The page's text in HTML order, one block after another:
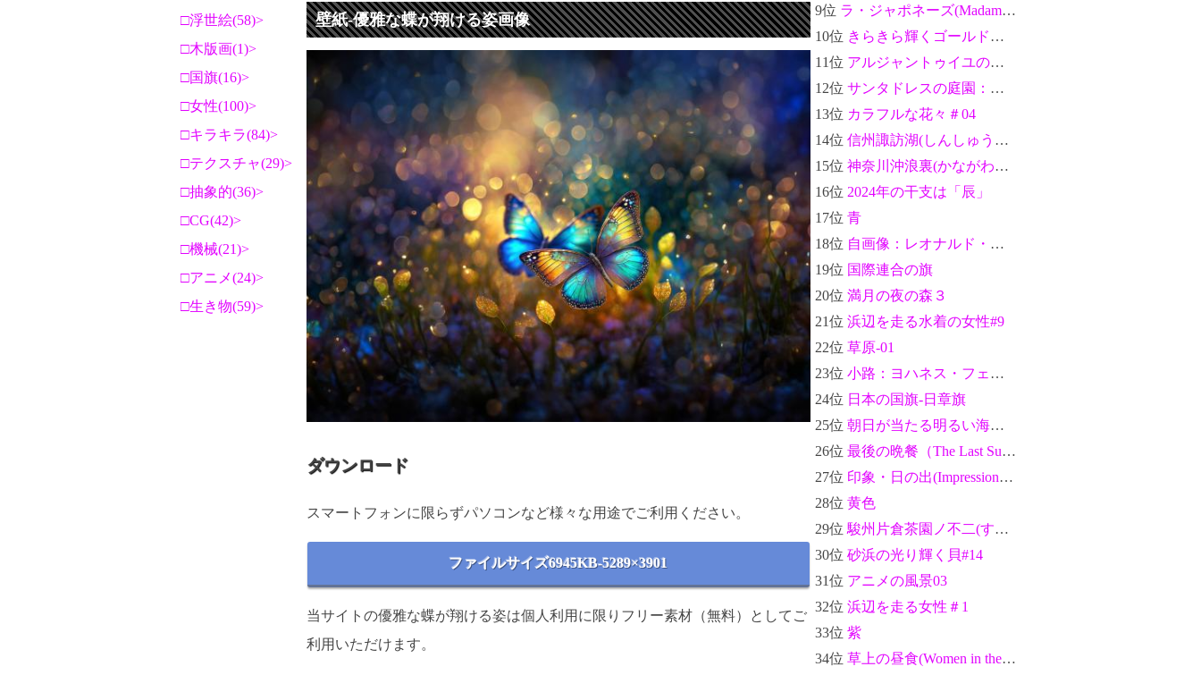
壁紙-優雅な蝶が翔ける姿画像
ダウンロード
スマートフォンに限らずパソコンなど様々な用途でご利用ください。
ファイルサイズ6945KB-5289×3901
当サイトの優雅な蝶が翔ける姿は個人利用に限りフリー素材（無料）としてご
利用いただけます。
浮世絵(58)
木版画(1)
国旗(16)
女性(100)
キラキラ(84)
テクスチャ(29)
抽象的(36)
CG(42)
機械(21)
アニメ(24)
生き物(59)
9位 ラ・ジャポネーズ(Madame Monet en costume japonais)：クロード・モネ
10位 きらきら輝くゴールドのテクスチャ金運アップ04
11位 アルジャントゥイユのセーヌ川のほとり(Bords de la Seine à Argenteuil)：クロード・モネ
12位サンタドレスの庭園：クロード・モネ
13位 カラフルな花々＃04
14位信州諏訪湖(しんしゅうすわこ)-富嶽三十六景：葛飾北斎
15位神奈川沖浪裏(かながわおきなみうら)-富嶽三十六景：葛飾北斎
16位 2024年の干支は「辰」
17位青
18位 自画像：レオナルド・ダ・ヴィンチ
19位 国際連合の旗
20位満月の夜の森３
21位浜辺を走る水着の女性#9
22位草原-01
23位小路：ヨハネス・フェルメール
24位 日本の国旗-日章旗
25位朝日が当たる明るい海女性の後ろ姿のシルエット02
26位最後の晩餐（The Last Supper）：レオナルド・ダ・ヴィンチ
27位 印象・日の出(Impression, soleil levant)：クロード・モネ
28位黄色
29位駿州片倉茶園ノ不二(すんしゅうかたくらちゃえんのふじ)-富嶽三十六景：葛飾北斎
30位砂浜の光り輝く貝#14
31位 アニメの風景03
32位浜辺を走る女性＃1
33位紫
34位草上の昼食(Women in the Garden)：クロード・モネ